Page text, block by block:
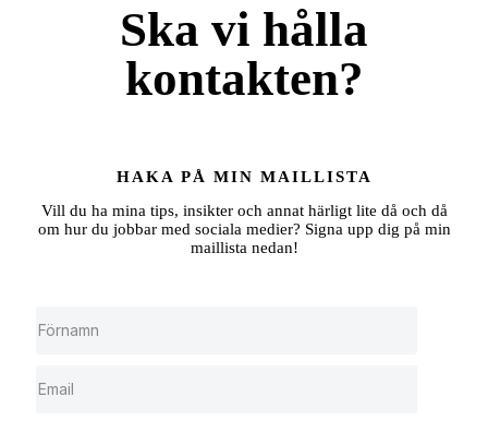
Ska vi hålla
kontakten?
HAKA PÅ MIN MAILLISTA
Vill du ha mina tips, insikter och annat härligt lite då och då
om hur du jobbar med sociala medier? Signa upp dig på min
maillista nedan!